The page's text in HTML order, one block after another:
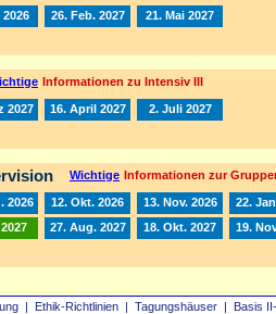
| Ethik-Richtlinien | Tagungshäuser | Basis
2026 26. Feb. 2027 21. Mai 2027
Informationen zu Intensiv III
2027 16. April 2027 2. Juli 2027
Wichtige Informationen zur
2026 12. Okt. 2026 13. Nov. 2026
22.
27. Aug. 2027 18. Okt. 2027 19.